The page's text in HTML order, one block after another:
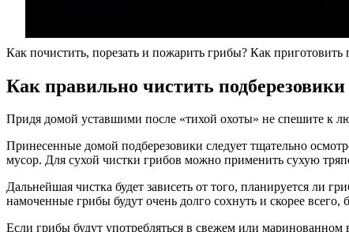
Как почистить, порезать и пожарить грибы? Как приготовить
Как правильно чистить подберезовики
Придя домой уставшими после «тихой охоты» не спешите к
Принесенные домой подберезовики следует тщательно
мусор. Для сухой чистки грибов можно применить сухую
Дальнейшая чистка будет зависеть от того, планируется ли
намоченные грибы будут очень долго сохнуть и скорее всего,
Если грибы будут употребляться в свежем или маринованном